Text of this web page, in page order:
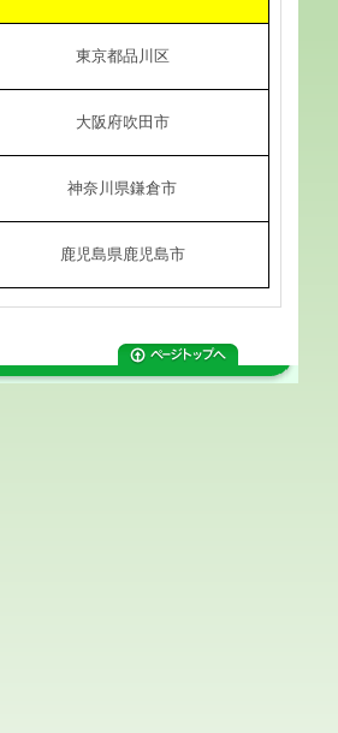
東京都品川区
大阪府吹田市
神奈川県鎌倉市
鹿児島県鹿児島市